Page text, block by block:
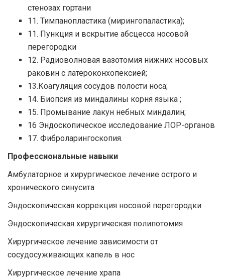
стенозах гортани
11. Тимпанопластика (мирингопаластика);
11. Пункция и вскрытие абсцесса носовой
перегородки
12. Радиоволновая вазотомия нижних носовых
раковин с латероконхопексией;
13.Коагуляция сосудов полости носа;
14. Биопсия из миндалины корня языка ;
15. Промывание лакун небных миндалин;
16 Эндоскопическое исследование ЛОР-органов
17. Фиброларингоскопия.
Профессиональные навыки
Амбулаторное и хирургическое лечение острого и
хронического синусита
Эндоскопическая коррекция носовой перегородки
Эндоскопическая хирургическая полипотомия
Хирургическое лечение зависимости от
сосудосуживающих капель в нос
Хирургическое лечение храпа